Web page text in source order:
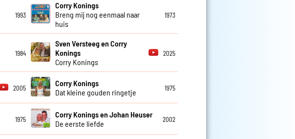
1993
Corry Konings
Breng mij nog eenmaal naar
huis
1973
1984
Sven Versteeg en Corry
Konings
Corry Konings
2025
2005
Corry Konings
Dat kleine gouden ringetje
1975
1975
Corry Konings en Johan Heuser
De eerste liefde
2002